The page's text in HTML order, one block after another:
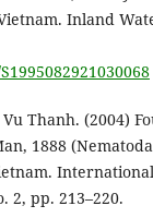
Inland
Thanh. (2004)
1888
2, pp. 213–220.